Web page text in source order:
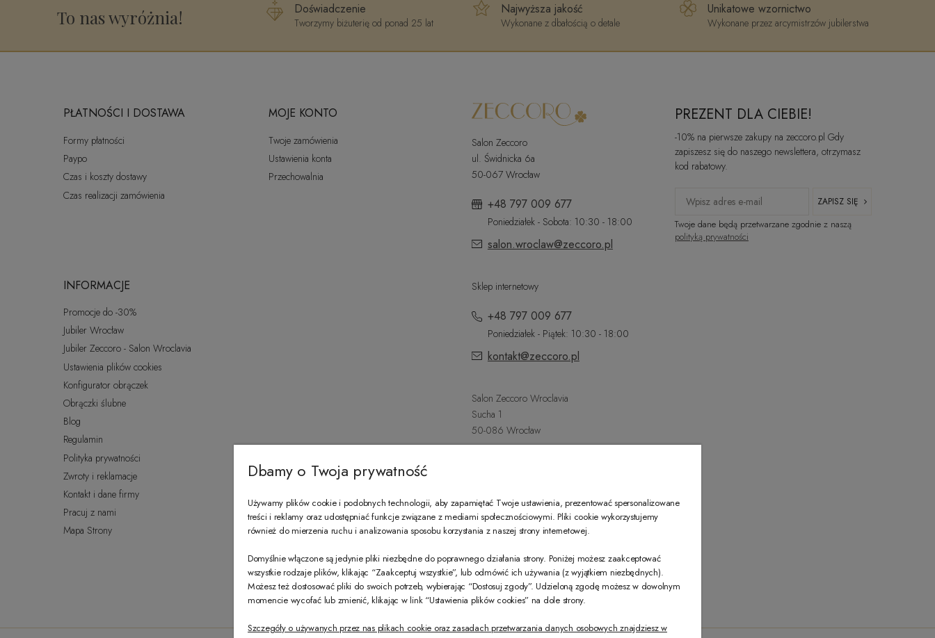
To nas wyróżnia! Doświadczenie
Tworzymy biżuterię od ponad 25 lat
Najwyższa jakość
Wykonane z dbałością o detale
Unikatowe wzornictwo
Wykonane przez arcymistrzów jubilerstwa
PŁATNOŚCI I DOSTAWA
Formy płatności
Paypo
Czas i koszty dostawy
Czas realizacji zamówienia
MOJE KONTO
Twoje zamówienia
Ustawienia konta
Przechowalnia
INFORMACJE
Promocje do -30%
Jubiler Wrocław
Jubiler Zeccoro - Salon Wroclavia
Ustawienia plików cookies
Konfigurator obrączek
Obrączki ślubne
Blog
Regulamin
Polityka prywatności
Zwroty i reklamacje
Kontakt i dane firmy
Pracuj z nami
Mapa Strony
Salon Zeccoro
ul. Świdnicka 6a
50-067 Wrocław
+48 797 009 677
Poniedziałek - Sobota: 10:30 - 18:00
salon.wroclaw@zeccoro.pl
Sklep internetowy
+48 797 009 677
Poniedziałek - Piątek: 10:30 - 18:00
kontakt@zeccoro.pl
Salon Zeccoro Wroclavia
Sucha 1
50-086 Wrocław
wroclavia@zeccoro.pl
PREZENT DLA CIEBIE!
-10% na pierwsze zakupy na zeccoro.pl Gdy
zapiszesz się do naszego newslettera, otrzymasz
kod rabatowy.
ZAPISZ SIĘ
Twoje dane będą przetwarzane zgodnie z naszą
polityką prywatności
Dbamy o Twoja prywatność
Używamy plików cookie i podobnych technologii, aby zapamiętać Twoje ustawienia, prezentować spersonalizowane
treści i reklamy oraz udostępniać funkcje związane z mediami społecznościowymi. Pliki cookie wykorzystujemy
również do mierzenia ruchu i analizowania sposobu korzystania z naszej strony internetowej.
Domyślnie włączone są jedynie pliki niezbędne do poprawnego działania strony. Poniżej możesz zaakceptować
wszystkie rodzaje plików, klikając “Zaakceptuj wszystkie”, lub odmówić ich używania (z wyjątkiem niezbędnych).
Możesz też dostosować pliki do swoich potrzeb, wybierając “Dostosuj zgody”. Udzieloną zgodę możesz w dowolnym
momencie wycofać lub zmienić, klikając w link “Ustawienia plików cookies” na dole strony.
Szczegóły o używanych przez nas plikach cookie oraz zasadach przetwarzania danych osobowych znajdziesz w